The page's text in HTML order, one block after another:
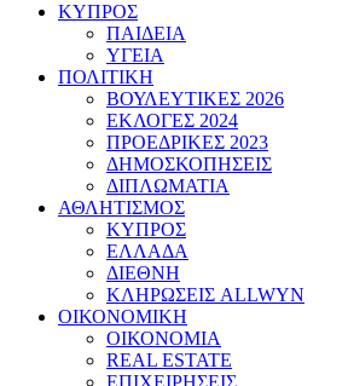
ΚΥΠΡΟΣ
ΠΑΙΔΕΙΑ
ΥΓΕΙΑ
ΠΟΛΙΤΙΚΗ
ΒΟΥΛΕΥΤΙΚΕΣ 2026
ΕΚΛΟΓΕΣ 2024
ΠΡΟΕΔΡΙΚΕΣ 2023
ΔΗΜΟΣΚΟΠΗΣΕΙΣ
ΔΙΠΛΩΜΑΤΙΑ
ΑΘΛΗΤΙΣΜΟΣ
ΚΥΠΡΟΣ
ΕΛΛΑΔΑ
ΔΙΕΘΝΗ
ΚΛΗΡΩΣΕΙΣ ALLWYN
ΟΙΚΟΝΟΜΙΚΗ
ΟΙΚΟΝΟΜΙΑ
REAL ESTATE
ΕΠΙΧΕΙΡΗΣΕΙΣ